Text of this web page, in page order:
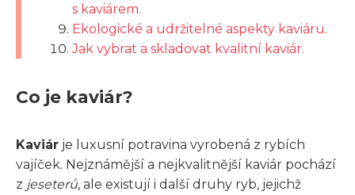
s kaviárem.
Ekologické a udržitelné aspekty kaviáru.
Jak vybrat a skladovat kvalitní kaviár.
Co je kaviár?
Kaviár je luxusní potravina vyrobená z rybích
vajíček. Nejznámější a nejkvalitnější kaviár pochází
z jeseterů, ale existují i další druhy ryb, jejichž